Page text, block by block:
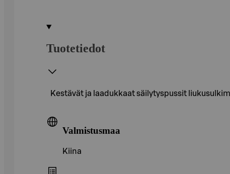
Tuotetiedot
Kestävät ja laadukkaat säilytyspussit
Valmistusmaa
Kiina